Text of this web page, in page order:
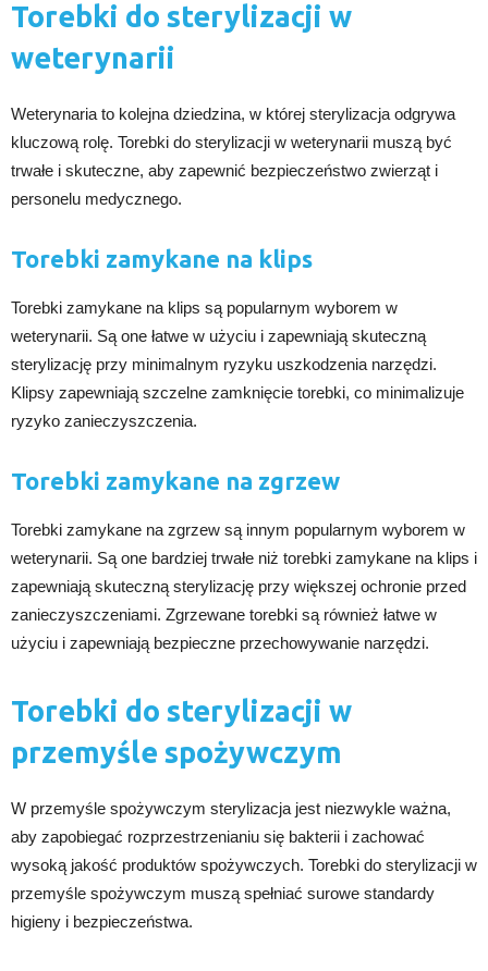
Torebki do sterylizacji w
weterynarii
Weterynaria to kolejna dziedzina, w której sterylizacja odgrywa
kluczową rolę. Torebki do sterylizacji w weterynarii muszą być
trwałe i skuteczne, aby zapewnić bezpieczeństwo zwierząt i
personelu medycznego.
Torebki zamykane na klips
Torebki zamykane na klips są popularnym wyborem w
weterynarii. Są one łatwe w użyciu i zapewniają skuteczną
sterylizację przy minimalnym ryzyku uszkodzenia narzędzi.
Klipsy zapewniają szczelne zamknięcie torebki, co minimalizuje
ryzyko zanieczyszczenia.
Torebki zamykane na zgrzew
Torebki zamykane na zgrzew są innym popularnym wyborem w
weterynarii. Są one bardziej trwałe niż torebki zamykane na klips i
zapewniają skuteczną sterylizację przy większej ochronie przed
zanieczyszczeniami. Zgrzewane torebki są również łatwe w
użyciu i zapewniają bezpieczne przechowywanie narzędzi.
Torebki do sterylizacji w
przemyśle spożywczym
W przemyśle spożywczym sterylizacja jest niezwykle ważna,
aby zapobiegać rozprzestrzenianiu się bakterii i zachować
wysoką jakość produktów spożywczych. Torebki do sterylizacji w
przemyśle spożywczym muszą spełniać surowe standardy
higieny i bezpieczeństwa.